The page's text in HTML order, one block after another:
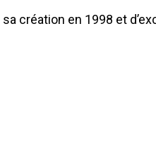
création en 1998 et